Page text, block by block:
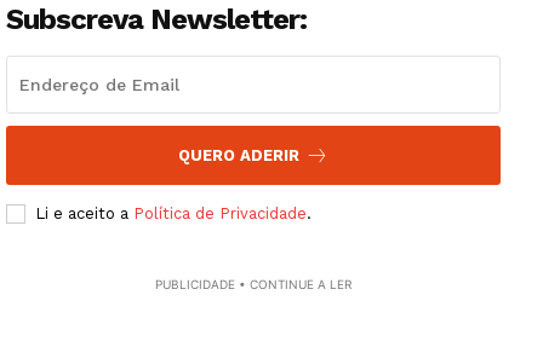
SUBSCREVA JÁ!
Institucional
Artigos
Subscreva Newsletter:
QUERO ADERIR
Li e aceito a Política de Privacidade.
PUBLICIDADE • CONTINUE A LER